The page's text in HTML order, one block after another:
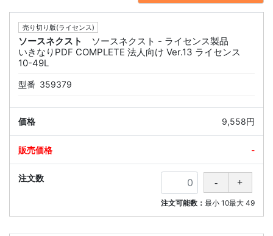
売り切り版(ライセンス)
ソースネクスト
ソースネクスト - ライセンス製品
いきなりPDF COMPLETE 法人向け Ver.13 ライセンス
10-49L
型番 359379
9,558円
-
注文可能数： 最小 10最大 49